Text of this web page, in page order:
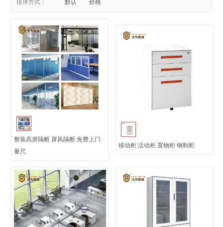
排序方式： 默认 价格
整装高屏隔断 屏风隔断 免费上门
量尺
移动柜 活动柜 置物柜 钢制柜